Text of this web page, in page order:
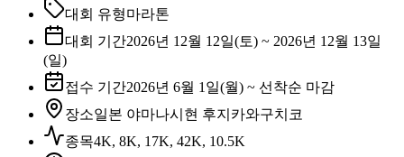
대회 유형마라톤
대회 기간2026년 12월 12일(토) ~ 2026년 12월 13일
(일)
접수 기간2026년 6월 1일(월) ~ 선착순 마감
장소일본 야마나시현 후지카와구치코
종목4K, 8K, 17K, 42K, 10.5K